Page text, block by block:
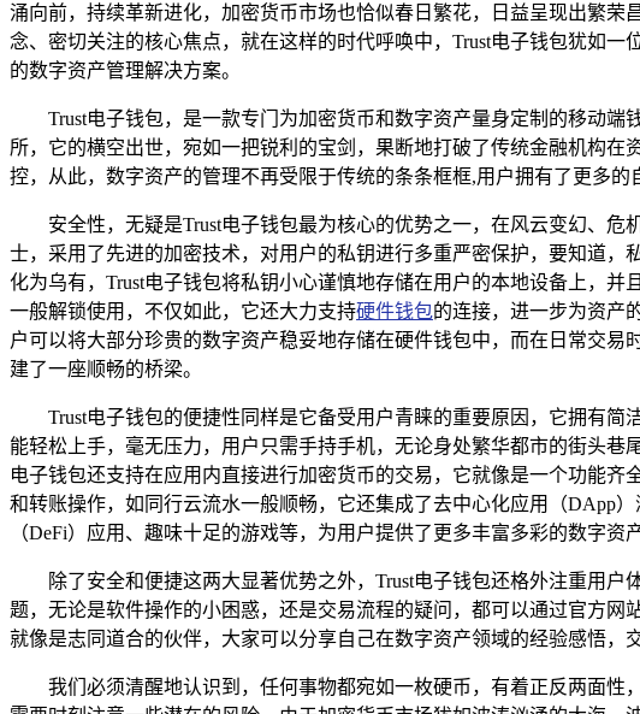
涌向前，持续革新进化，加密货币市场也恰似春日繁花，日益呈现出繁
念、密切关注的核心焦点，就在这样的时代呼唤中，Trust电子钱包犹如
的数字资产管理解决方案。
Trust电子钱包，是一款专门为加密货币和数字资产量身定制的移动
所，它的横空出世，宛如一把锐利的宝剑，果断地打破了传统金融机构
控，从此，数字资产的管理不再受限于传统的条条框框,用户拥有了更多的
安全性，无疑是Trust电子钱包最为核心的优势之一，在风云变幻、
士，采用了先进的加密技术，对用户的私钥进行多重严密保护，要知道
化为乌有，Trust电子钱包将私钥小心谨慎地存储在用户的本地设备上，
一般解锁使用，不仅如此，它还大力支持硬件钱包的连接，进一步为资产
户可以将大部分珍贵的数字资产稳妥地存储在硬件钱包中，而在日常交
建了一座顺畅的桥梁。
Trust电子钱包的便捷性同样是它备受用户青睐的重要原因，它拥有
能轻松上手，毫无压力，用户只需手持手机，无论身处繁华都市的街头
电子钱包还支持在应用内直接进行加密货币的交易，它就像是一个功能
和转账操作，如同行云流水一般顺畅，它还集成了去中心化应用（DApp
（DeFi）应用、趣味十足的游戏等，为用户提供了更多丰富多彩的数字资
除了安全和便捷这两大显著优势之外，Trust电子钱包还格外注重用
题，无论是软件操作的小困惑，还是交易流程的疑问，都可以通过官方
就像是志同道合的伙伴，大家可以分享自己在数字资产领域的经验感悟，
我们必须清醒地认识到，任何事物都宛如一枚硬币，有着正反两面